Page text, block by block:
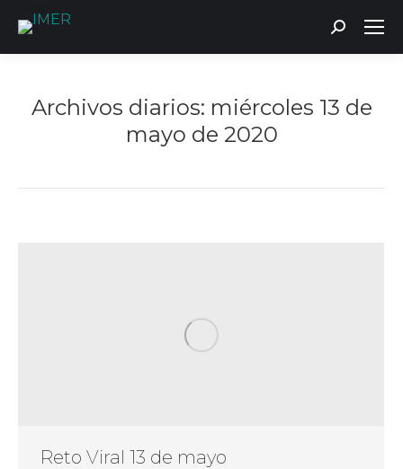
Buscar:
Archivos diarios: miércoles 13 de
mayo de 2020
Reto Viral 13 de mayo